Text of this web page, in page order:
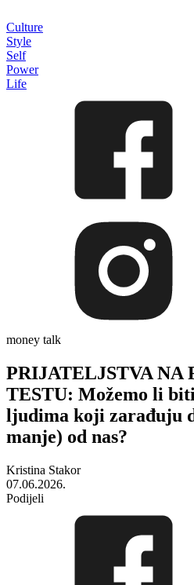
Culture
Style
Self
Power
Life
money talk
PRIJATELJSTVA NA
TESTU: Možemo li
ljudima koji zarađuju
manje) od nas?
Kristina Stakor
07.06.2026.
Podijeli